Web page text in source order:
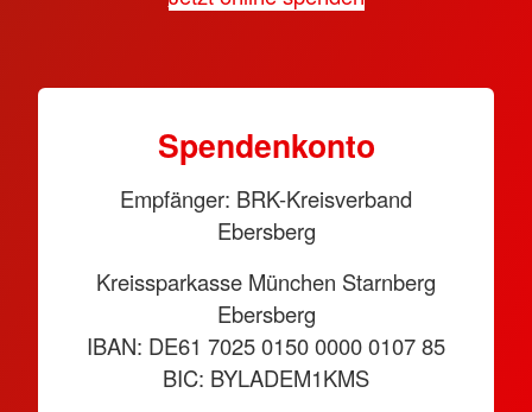
Spendenkonto
Empfänger: BRK-Kreisverband
Ebersberg
Kreissparkasse München Starnberg
Ebersberg
IBAN: DE61 7025 0150 0000 0107 85
BIC: BYLADEM1KMS